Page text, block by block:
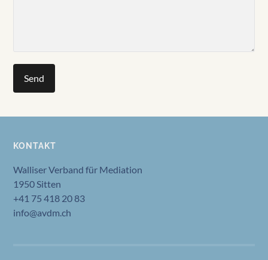
KONTAKT
Walliser Verband für Mediation
1950 Sitten
+41 75 418 20 83
info@avdm.ch